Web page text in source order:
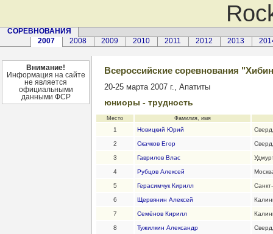
СОРЕВНОВАНИЯ
2013
2012
2011
2010
2009
2008
2007
Внимание!
Информация на сайте
не является
официальными
данными ФСР
Всероссийские соревнования
20-25 марта 2007 г., Апатиты
юниоры - трудность
Место Фамилия, имя
1 Новицкий Юрий
2 Скачков Егор
3 Гаврилов Влас
4 Рубцов Алексей
5 Герасимчук Кирилл
6 Щервянин Алексей
7 Семёнов Кирилл
8 Тужилкин Александр